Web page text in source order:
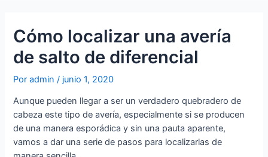
Cómo localizar una avería
de salto de diferencial
Poradmin/ junio 1, 2020
Aunque pueden llegar a ser un verdadero quebradero de
cabeza este tipo de avería, especialmente si se producen
de una manera esporádica y sin una pauta aparente,
vamos a dar una serie de pasos para localizarlas de